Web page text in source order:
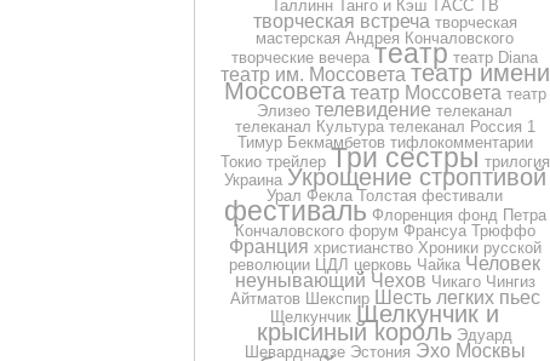
Таллинн Танго и Кэш ТАСС ТВ
творческая встреча творческая
мастерская Андрея Кончаловского
творческие вечера театр театр Diana
театр им. Моссовета театр имени
Моссовета театр Моссовета театр
Элизео телевидение телеканал
телеканал Культура телеканал Россия 1
Тимур Бекмамбетов тифлокомментарии
Токио трейлер Три сестры трилогия
Украина Укрощение строптивой
Урал Фекла Толстая фестивали
фестиваль Флоренция фонд Петра
Кончаловского форум Франсуа Трюффо
Франция христианство Хроники русской
революции ЦДЛ церковь Чайка Человек
неунывающий Чехов Чикаго Чингиз
Айтматов Шекспир Шесть легких пьес
Щелкунчик Щелкунчик и
крысиный король Эдуард
Шеварднадзе Эстония Эхо Москвы